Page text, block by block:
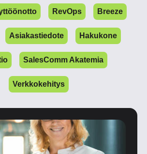
RevOps Breeze
Asiakastiedote Hakukone
SalesComm Akatemia
Verkkokehitys